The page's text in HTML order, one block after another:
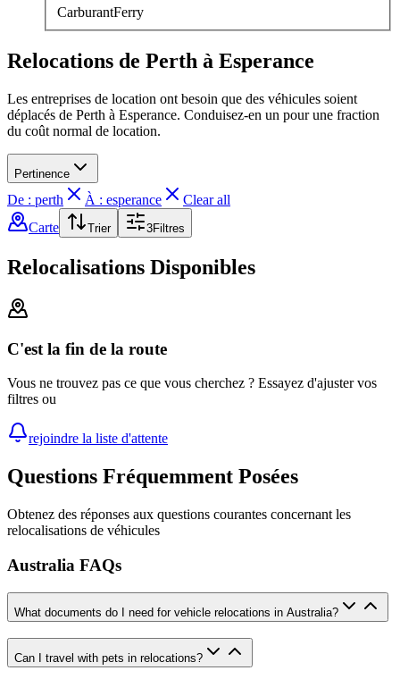
CarburantFerry
Relocations de Perth à Esperance
Les entreprises de location ont besoin que des véhicules soient
déplacés de Perth à Esperance. Conduisez-en un pour une fraction
du coût normal de location.
Pertinence
De : perth À : esperance
Clear all
Carte
Trier 3Filtres
Relocalisations Disponibles
C'est la fin de la route
Vous ne trouvez pas ce que vous cherchez ? Essayez d'ajuster vos
filtres ou
rejoindre la liste d'attente
Questions Fréquemment Posées
Obtenez des réponses aux questions courantes concernant les
relocalisations de véhicules
Australia FAQs
What documents do I need for vehicle relocations in Australia?
Can I travel with pets in relocations?